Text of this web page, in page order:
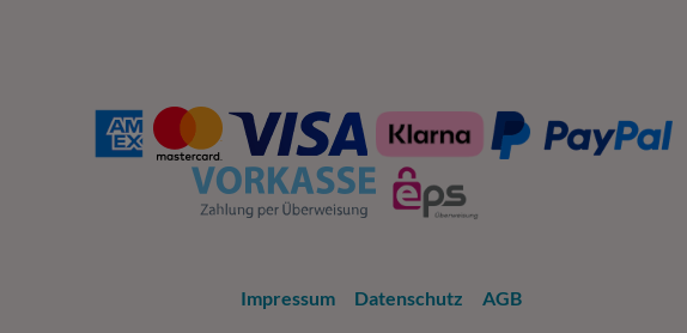
Impressum Datenschutz AGB